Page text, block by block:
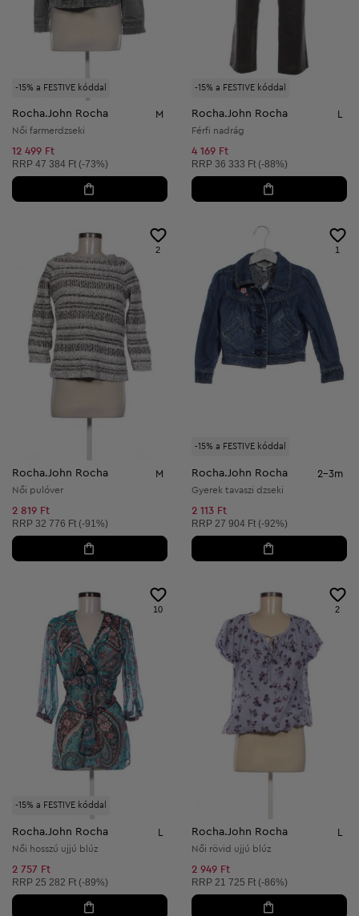
-15% a FESTIVE kóddal
Rocha.John Rocha M
Női farmerdzseki
12 499 Ft
Ajánlott ár:
RRP 47 384 Ft (-73%)
-15% a FESTIVE kóddal
Rocha.John Rocha
Férfi nadrág
4 169 Ft
Ajánlott ár:
RRP 36 333 Ft (-88%)
2
Rocha.John Rocha M
Női pulóver
2 819 Ft
Ajánlott ár:
RRP 32 776 Ft (-91%)
-15% a FESTIVE kóddal
1
Rocha.John Rocha 2-3m
Gyerek tavaszi dzseki
2 113 Ft
Ajánlott ár:
RRP 27 904 Ft (-92%)
-15% a FESTIVE kóddal
10
Rocha.John Rocha L
Női hosszú ujjú blúz
2 757 Ft
Ajánlott ár:
RRP 25 282 Ft (-89%)
2
Rocha.John Rocha L
Női rövid ujjú blúz
2 949 Ft
Ajánlott ár:
RRP 21 725 Ft (-86%)